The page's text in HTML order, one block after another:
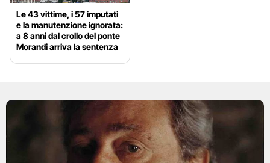
Le 43 vittime, i 57 imputati
e la manutenzione ignorata:
a 8 anni dal crollo del ponte
Morandi arriva la sentenza